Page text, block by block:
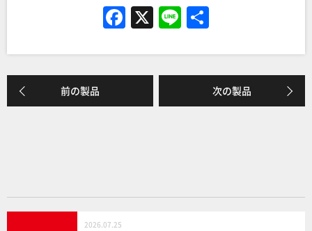
F
a
c
e
b
X Li
n
e
前の製品 次の製品
2026.07.25